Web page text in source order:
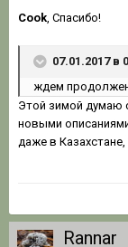
Cook , Спасибо!
07.01.2017 в
ждем
Этой зимой думаю
новыми
даже в
Rannar